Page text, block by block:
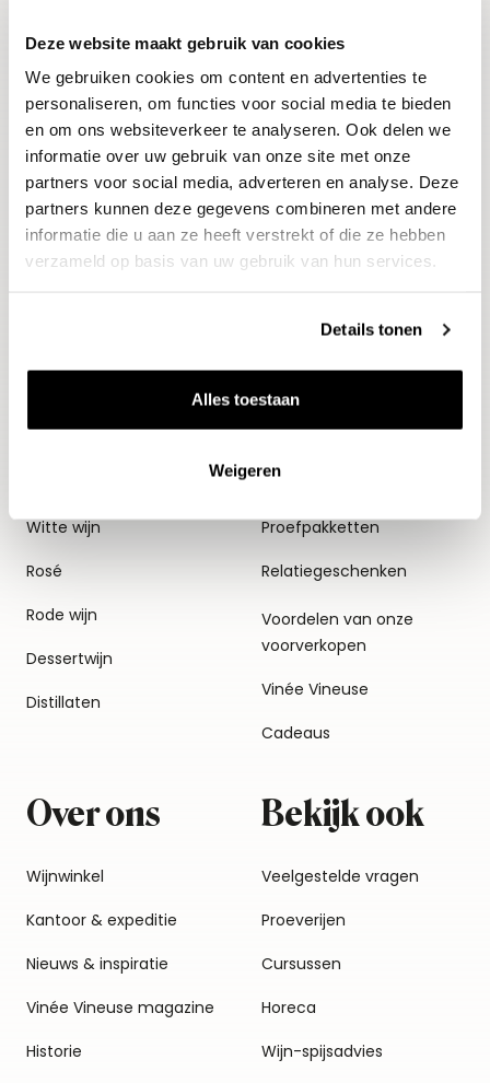
Deze website maakt gebruik van cookies
We gebruiken cookies om content en advertenties te
personaliseren, om functies voor social media te bieden
en om ons websiteverkeer te analyseren. Ook delen we
informatie over uw gebruik van onze site met onze
partners voor social media, adverteren en analyse. Deze
partners kunnen deze gegevens combineren met andere
informatie die u aan ze heeft verstrekt of die ze hebben
verzameld op basis van uw gebruik van hun services.
Details tonen
Alles toestaan
Weigeren
E-mailadres
Aanmelden
Wijnen
Witte wijn
Rosé
Rode wijn
Dessertwijn
Distillaten
Thema's
Huiswijnen
Proefpakketten
Relatiegeschenken
Voordelen van onze
voorverkopen
Vinée Vineuse
Cadeaus
Over ons
Wijnwinkel
Kantoor & expeditie
Nieuws & inspiratie
Vinée Vineuse magazine
Historie
Bekijk ook
Veelgestelde vragen
Proeverijen
Cursussen
Horeca
Wijn-spijsadvies